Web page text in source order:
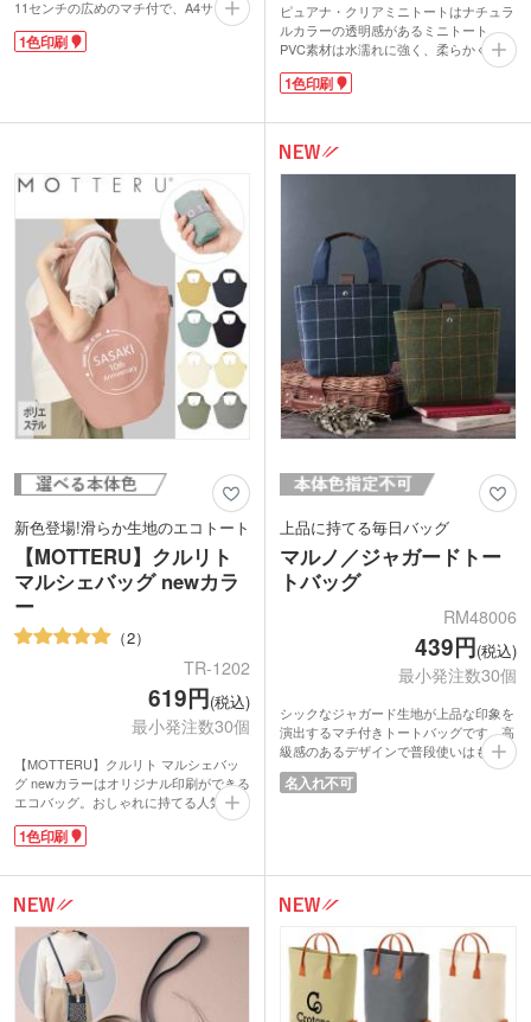
11センチの広めのマチ付で、A4サイズ
の書類やカタログはもちろん、スポーツ
時の着替えなど、かさばる荷物もすっき
糸として再利用した再生ファブリックを
は、他とは違う、おしゃれな販促バッグ
を作りたい方にぴったり。印刷範囲が大
きいので、PR効果も期待できます。
1色印刷
ピュアナ・クリアミニトートはナチュラ
ルカラーの透明感があるミニトート。
PVC素材は水濡れに強く、柔らかく丈夫
です。透明度が高いので中身が綺麗に見
え、高見え効果も!底マチもあり自立し
歩けるサイズ感。持ち手とパイピングに
異素材を組み合わせたデザインはナチュ
ラルでスタイリッシュです。
コスメのキャンペーン、生活雑貨やイン
テリアの来場特典にお勧めです。
1色印刷
新色登場!滑らか生地のエコトート
【MOTTERU】クルリト
マルシェバッグ newカラ
ー
2
TR-1202
619円(税込)
最小発注数30個
【MOTTERU】クルリト マルシェバッ
グ newカラーはオリジナル印刷ができる
エコバッグ。おしゃれに持てる人気のマ
ルシェ型で、かさばる荷物がたっぷり入
る丸底タイプです。コンパクトに折りた
ときも安心。しっとりなめらかな触り心
地の生地は、シワが戻りやすいこだわり
の素材を使用しています。
小売店での販売実績もある商品。ロゴ印
刷のオリジナルバッグは特別感があるノ
ベルティに。販売用にもおススメです。
※動画の商品はクルリト フラットバッグ
です
1色印刷
上品に持てる毎日バッグ
マルノ／ジャガードトー
トバッグ
RM48006
439円(税込)
最小発注数30個
シックなジャガード生地が上品な印象を
演出するマチ付きトートバッグです。高
級感のあるデザインで普段使いはもちろ
ん、ランチトートやちょっとしたお出か
けにもぴったり。収納力のあるマチ付き
記念品としてはもちろん、キャンペーン
ザインで幅広い世代に喜ばれるトートバ
ッグです。
名入れ不可